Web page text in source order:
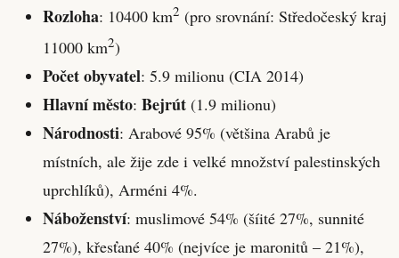
Rozloha: 10400 km2 (pro srovnání: Středočeský kraj
11000 km2)
Počet obyvatel: 5.9 milionu (CIA 2014)
Hlavní město: Bejrút (1.9 milionu)
Národnosti: Arabové 95% (většina Arabů je
místních, ale žije zde i velké množství palestinských
uprchlíků), Arméni 4%.
Náboženství: muslimové 54% (šíité 27%, sunnité
27%), křesťané 40% (nejvíce je maronitů – 21%),